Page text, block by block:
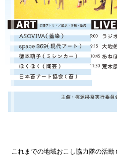
これまでの地域おこし協力隊の活